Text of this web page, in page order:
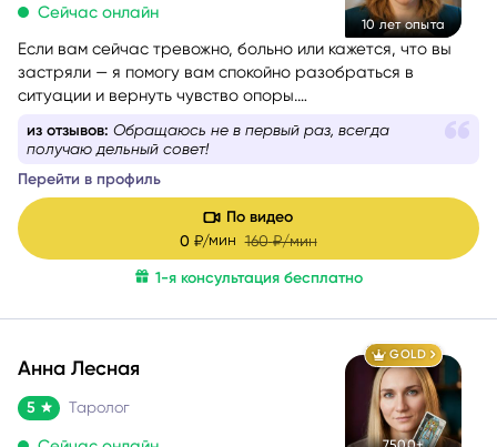
10 лет опыта
Сейчас онлайн
Если вам сейчас тревожно, больно или кажется, что вы
застряли — я помогу вам спокойно разобраться в
ситуации и вернуть чувство опоры.
осуждённой. Я мягко и бережно проведу вас через
решение, которое принесёт облегчение.
из отзывов: Обращаюсь не в первый раз, всегда
получаю дельный совет!
Перейти в профиль
По видео
0 ₽/мин160 ₽/мин
1-я консультация бесплатно
GOLD
Анна Лесная
5 Таролог